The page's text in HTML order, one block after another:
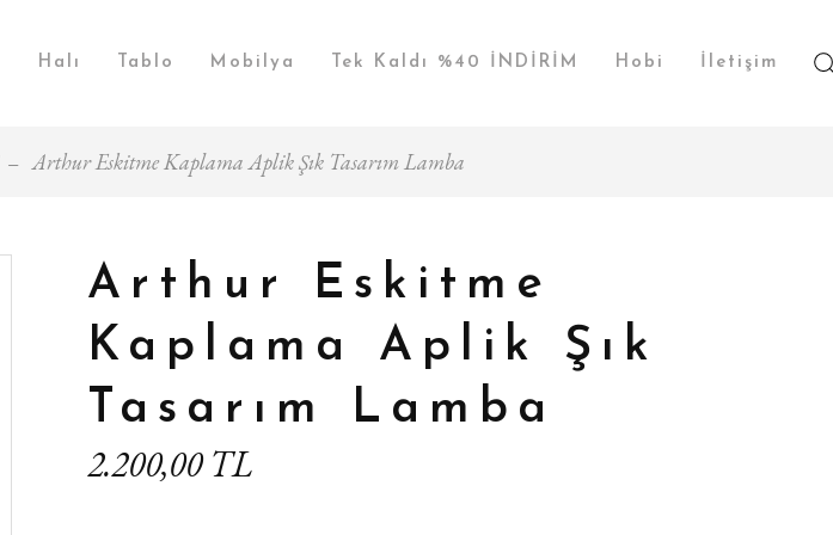
Halı Tablo Mobilya Tek Kaldı %40 İNDİRİM Hobi İletişim
Arthur Eskitme Kaplama Aplik Şık Tasarım Lamba
Arthur Eskitme
Kaplama Aplik Şık
Tasarım Lamba
2.200,00 TL